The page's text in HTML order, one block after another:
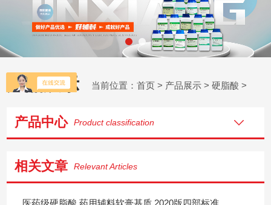
产品展示 当前位置：首页 > 产品展示 >硬脂酸 >
产品中心 Product classification
相关文章 Relevant Articles
医药级硬脂酸 药用辅料软膏基质 2020版四部标准